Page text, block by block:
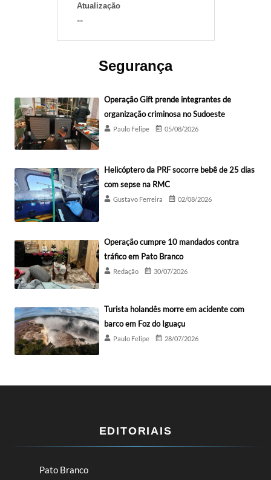
Atualização
--
Segurança
Operação Gift prende integrantes de
organização criminosa no Sudoeste
Paulo Felipe 05/08/2026
Helicóptero da PRF socorre bebê de 25 dias
com sepse na RMC
Gustavo Ferreira 02/08/2026
Operação cumpre 10 mandados contra
tráfico em Pato Branco
Redação 30/07/2026
Turista holandês morre em acidente com
barco em Foz do Iguaçu
Paulo Felipe 28/07/2026
EDITORIAIS
Pato Branco